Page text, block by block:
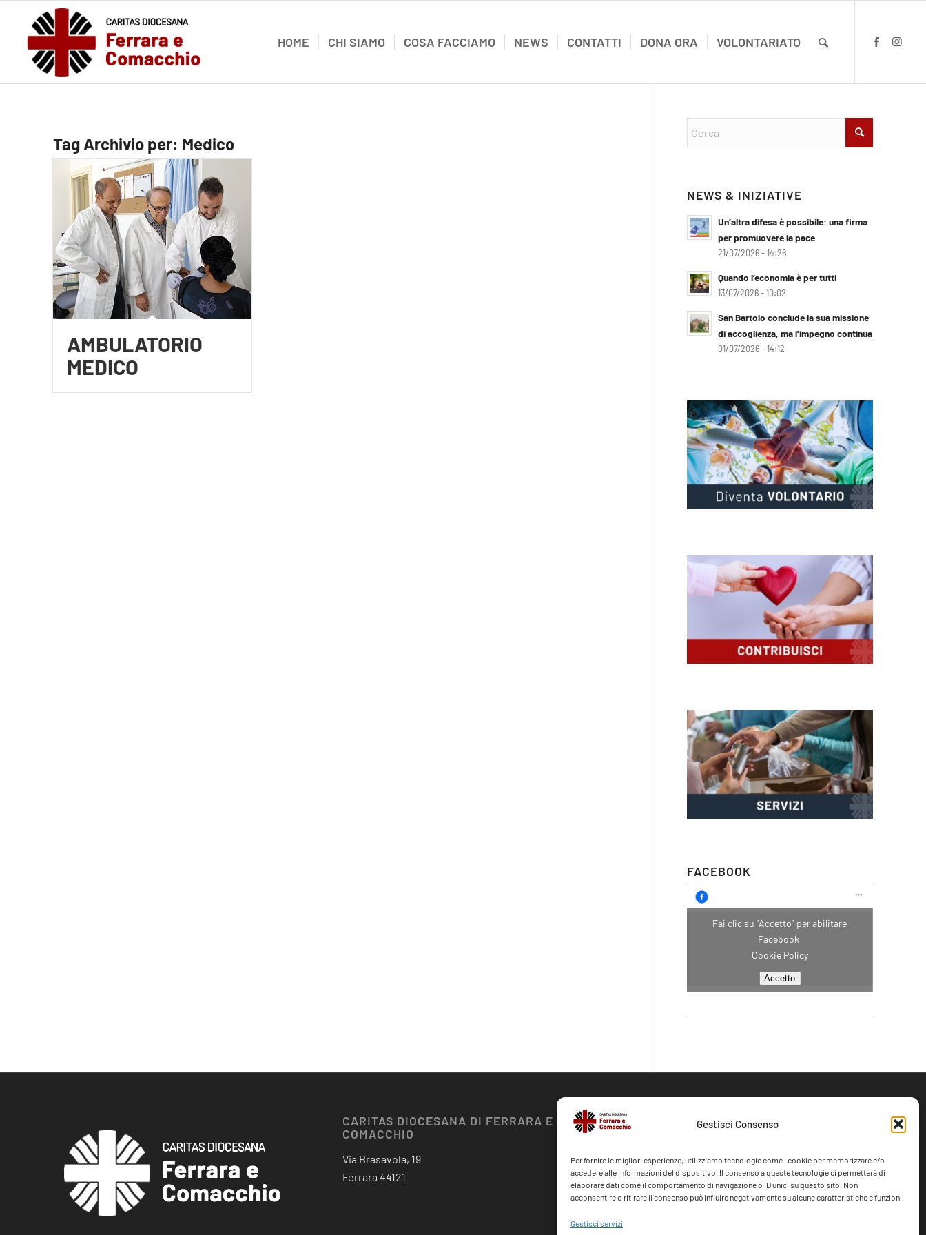
Gestisci Consenso
Per fornire le migliori esperienze, utilizziamo tecnologie come i cookie per memorizzare e/o
accedere alle informazioni del dispositivo. Il consenso a queste tecnologie ci permetterà di
elaborare dati come il comportamento di navigazione o ID unici su questo sito. Non
acconsentire o ritirare il consenso può influire negativamente su alcune caratteristiche e funzioni.
Gestisci servizi
HOME CHI SIAMO COSA FACCIAMO NEWS CONTATTI DONA ORA VOLONTARIATO
Tag Archivio per: Medico
AMBULATORIO
MEDICO
NEWS & INIZIATIVE
Un’altra difesa è possibile: una firma
per promuovere la pace
21/07/2026 - 14:26
Quando l’economia è per tutti
13/07/2026 - 10:02
San Bartolo conclude la sua missione
di accoglienza, ma l’impegno continua
01/07/2026 - 14:12
FACEBOOK
Fai clic su "Accetto" per abilitare
Facebook
Cookie Policy
Accetto
CARITAS DIOCESANA DI FERRARA E
COMACCHIO
Via Brasavola, 19
Ferrara 44121
info@caritasfe.it